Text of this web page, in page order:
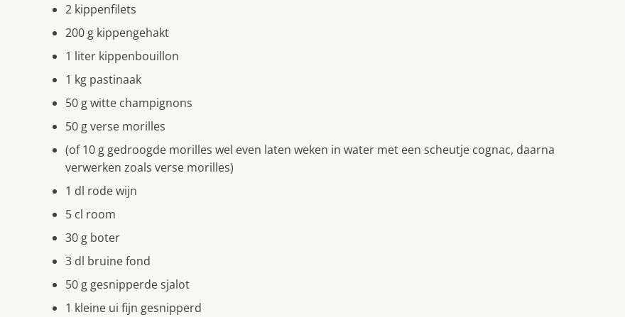
2 kippenfilets
200 g kippengehakt
1 liter kippenbouillon
1 kg pastinaak
50 g witte champignons
50 g verse morilles
(of 10 g gedroogde morilles wel even laten weken in water met een scheutje cognac, daarna
verwerken zoals verse morilles)
1 dl rode wijn
5 cl room
30 g boter
3 dl bruine fond
50 g gesnipperde sjalot
1 kleine ui fijn gesnipperd